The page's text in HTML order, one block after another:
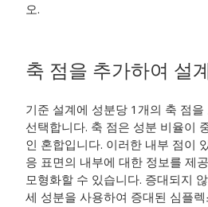
오.
축 점을 추가하여 설
기준 설계에 성분당 1개의 축 점
선택합니다. 축 점은 성분 비율이
인 혼합입니다. 이러한 내부 점이
응 표면의 내부에 대한 정보를 제
모형화할 수 있습니다. 증대되지
세 성분을 사용하여 증대된 심플